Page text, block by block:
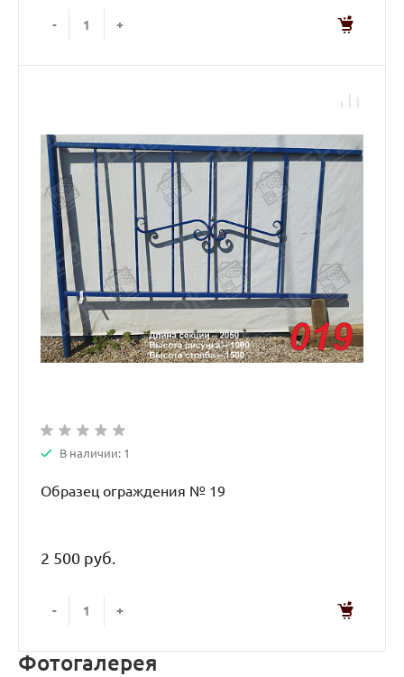
- +
В наличии: 1
Образец ограждения № 19
2 500 руб.
- +
Фотогалерея